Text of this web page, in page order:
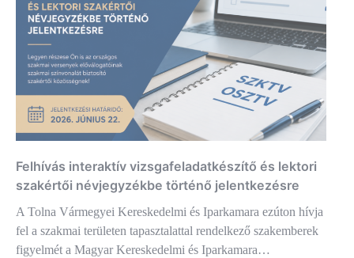
Felhívás interaktív vizsgafeladatkészítő és lektori
szakértői névjegyzékbe történő jelentkezésre
A Tolna Vármegyei Kereskedelmi és Iparkamara ezúton hívja
fel a szakmai területen tapasztalattal rendelkező szakemberek
figyelmét a Magyar Kereskedelmi és Iparkamara…